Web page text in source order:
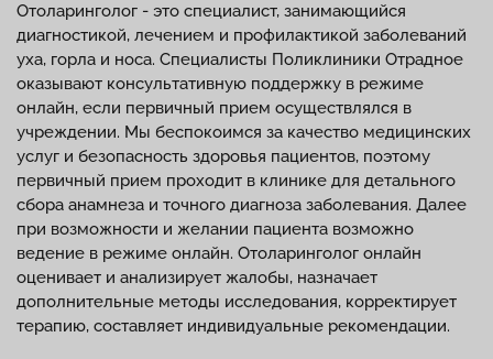
Отоларинголог - это специалист, занимающийся
диагностикой, лечением и профилактикой заболеваний
уха, горла и носа. Специалисты Поликлиники Отрадное
оказывают консультативную поддержку в режиме
онлайн, если первичный прием осуществлялся в
учреждении. Мы беспокоимся за качество медицинских
услуг и безопасность здоровья пациентов, поэтому
первичный прием проходит в клинике для детального
сбора анамнеза и точного диагноза заболевания. Далее
при возможности и желании пациента возможно
ведение в режиме онлайн. Отоларинголог онлайн
оценивает и анализирует жалобы, назначает
дополнительные методы исследования, корректирует
терапию, составляет индивидуальные рекомендации.